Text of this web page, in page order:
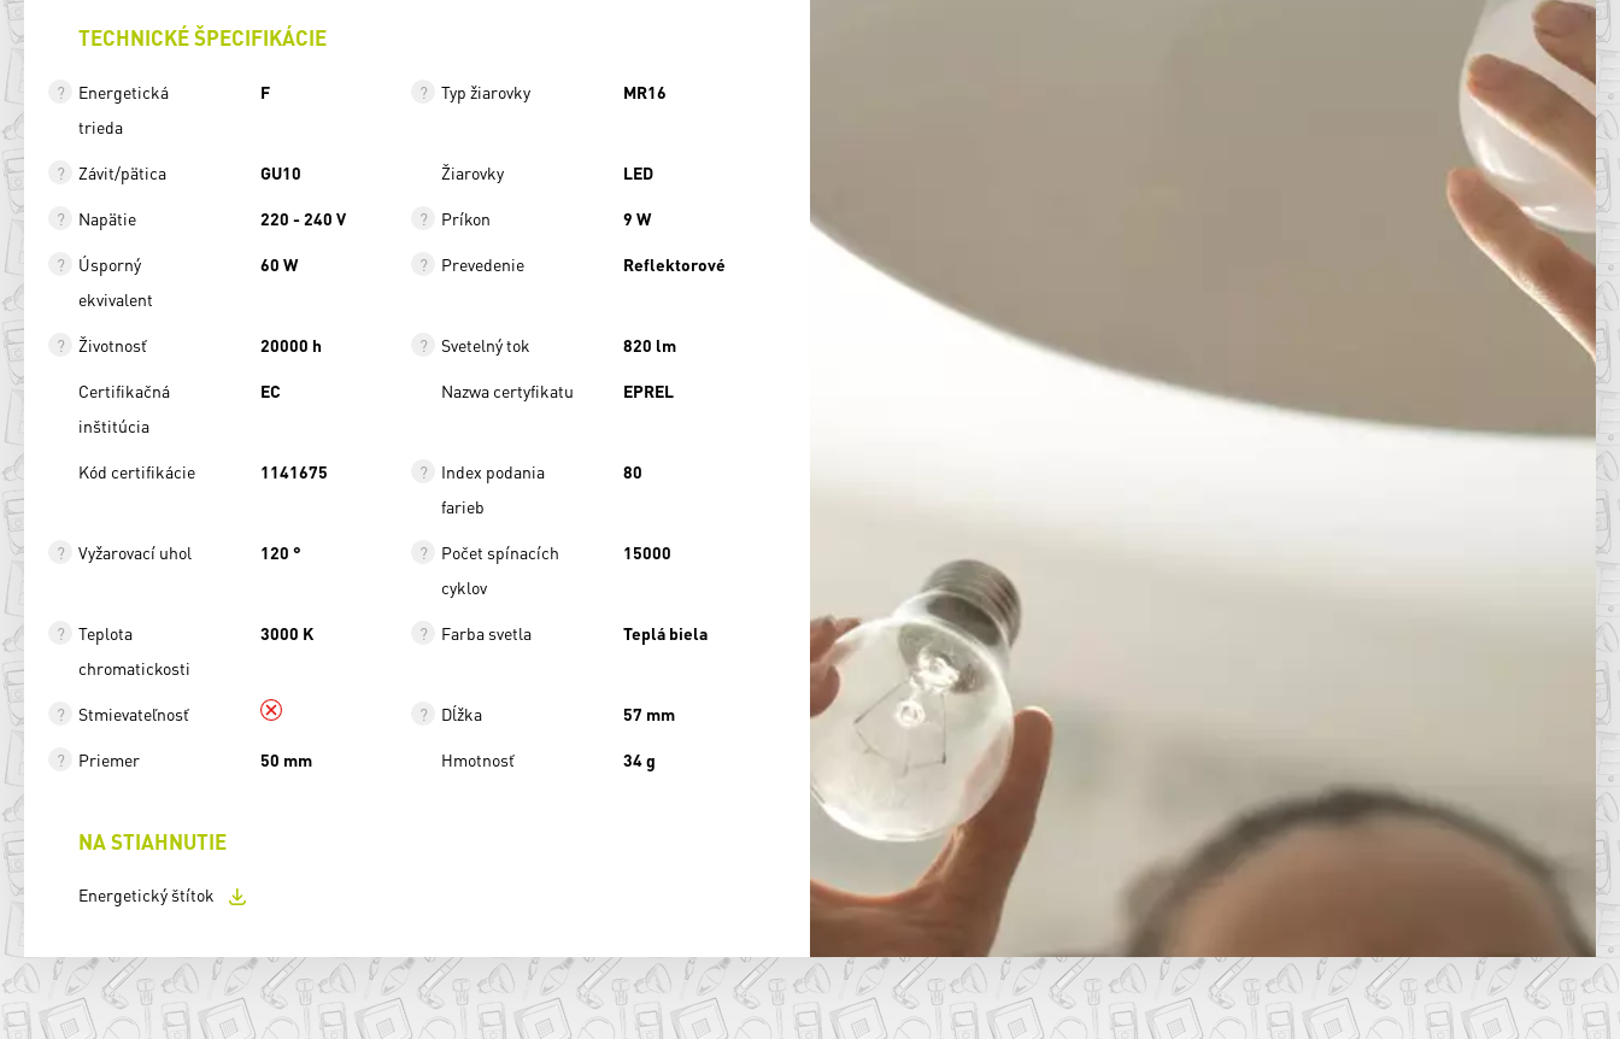
TECHNICKÉ ŠPECIFIKÁCIE
Energetická
trieda
F Typ žiarovky MR16
Závit/pätica GU10 Žiarovky LED
Napätie 220 - 240 V Príkon 9 W
Úsporný
ekvivalent
60 W Prevedenie Reflektorové
Životnosť 20000 h Svetelný tok 820 lm
Certifikačná
inštitúcia
EC Nazwa certyfikatu EPREL
Kód certifikácie 1141675
Index podania
farieb
80
Vyžarovací uhol 120 °
Počet spínacích
cyklov
15000
Teplota
chromatickosti
3000 K Farba svetla Teplá biela
Stmievateľnosť Dĺžka 57 mm
Priemer 50 mm Hmotnosť 34 g
NA STIAHNUTIE
Energetický štítok